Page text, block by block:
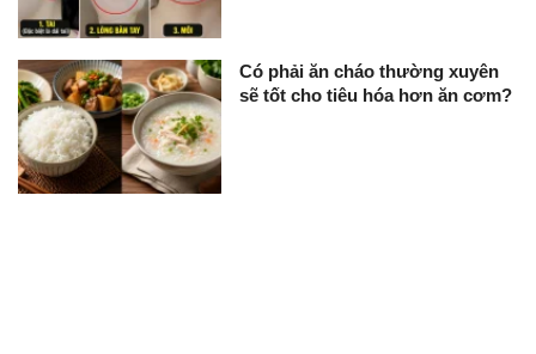
Có phải ăn cháo thường xuyên
sẽ tốt cho tiêu hóa hơn ăn cơm?